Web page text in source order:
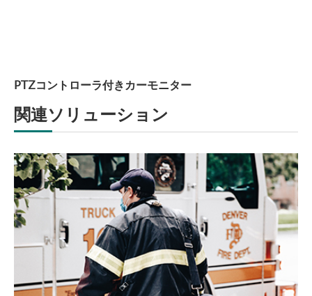
PTZコントローラ付きカーモニター
関連ソリューション